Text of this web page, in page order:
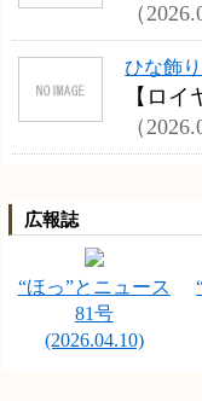
（
ひな飾
【ロイ
（
広報誌
“ほっ”とニュース
81号
(2026.04.10)